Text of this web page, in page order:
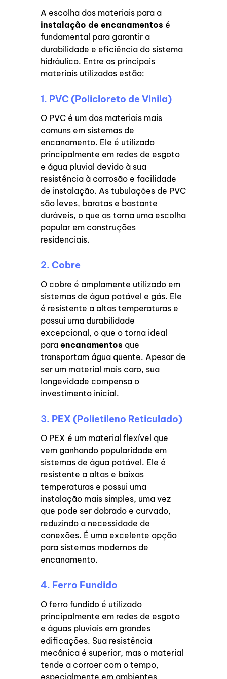
A escolha dos materiais para a
instalação de encanamentos é
fundamental para garantir a
durabilidade e eficiência do sistema
hidráulico. Entre os principais
materiais utilizados estão:
1. PVC (Policloreto de Vinila)
O PVC é um dos materiais mais
comuns em sistemas de
encanamento. Ele é utilizado
principalmente em redes de esgoto
e água pluvial devido à sua
resistência à corrosão e facilidade
de instalação. As tubulações de PVC
são leves, baratas e bastante
duráveis, o que as torna uma escolha
popular em construções
residenciais.
2.Cobre
O cobre é amplamente utilizado em
sistemas de água potável e gás. Ele
é resistente a altas temperaturas e
possui uma durabilidade
excepcional, o que o torna ideal
paraencanamentos que
transportam água quente. Apesar de
ser um material mais caro, sua
longevidade compensa o
investimento inicial.
3. PEX (Polietileno Reticulado)
O PEX é um material flexível que
vem ganhando popularidade em
sistemas de água potável. Ele é
resistente a altas e baixas
temperaturas e possui uma
instalação mais simples, uma vez
que pode ser dobrado e curvado,
reduzindo a necessidade de
conexões. É uma excelente opção
para sistemas modernos de
encanamento.
4. Ferro Fundido
O ferro fundido é utilizado
principalmente em redes de esgoto
e águas pluviais em grandes
edificações. Sua resistência
mecânica é superior, mas o material
tende a corroer com o tempo,